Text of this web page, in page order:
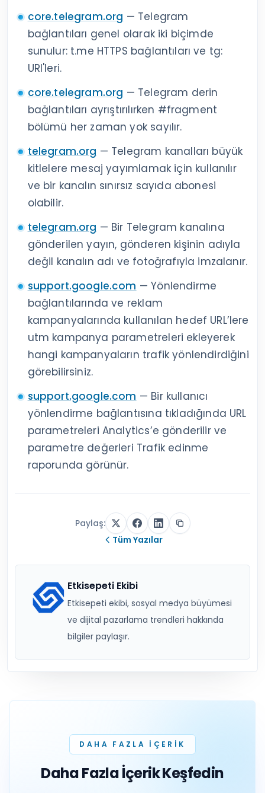
core.telegram.org — Telegram
bağlantıları genel olarak iki biçimde
sunulur: t.me HTTPS bağlantıları ve tg:
URI'leri.
core.telegram.org — Telegram derin
bağlantıları ayrıştırılırken #fragment
bölümü her zaman yok sayılır.
telegram.org — Telegram kanalları büyük
kitlelere mesaj yayımlamak için kullanılır
ve bir kanalın sınırsız sayıda abonesi
olabilir.
telegram.org — Bir Telegram kanalına
gönderilen yayın, gönderen kişinin adıyla
değil kanalın adı ve fotoğrafıyla imzalanır.
support.google.com — Yönlendirme
bağlantılarında ve reklam
kampanyalarında kullanılan hedef URL’lere
utm kampanya parametreleri ekleyerek
hangi kampanyaların trafik yönlendirdiğini
görebilirsiniz.
support.google.com — Bir kullanıcı
yönlendirme bağlantısına tıkladığında URL
parametreleri Analytics’e gönderilir ve
parametre değerleri Trafik edinme
raporunda görünür.
Paylaş:
Tüm Yazılar
Etkisepeti Ekibi
Etkisepeti ekibi, sosyal medya büyümesi
ve dijital pazarlama trendleri hakkında
bilgiler paylaşır.
DAHA FAZLA IÇERIK
Daha Fazla İçerik Keşfedin